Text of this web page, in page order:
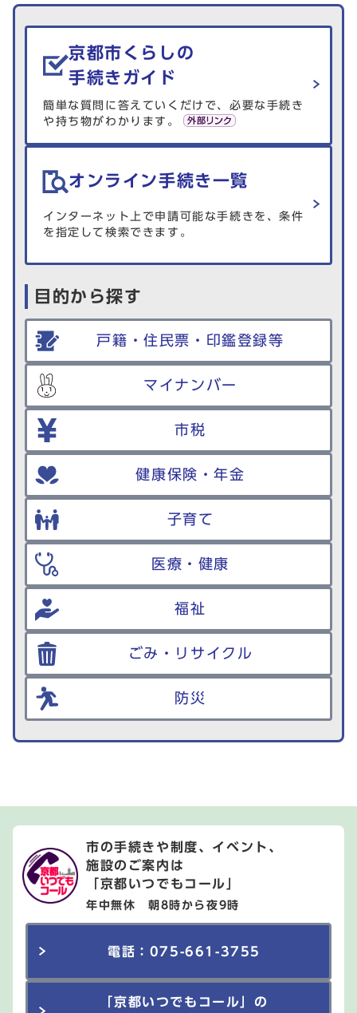
生活情報を探す
京都市くらしの
手続きガイド
簡単な質問に答えていくだけで、必要な手続き
や持ち物がわかります。
オンライン手続き一覧
インターネット上で申請可能な手続きを、条件
を指定して検索できます。
目的から探す
戸籍・住民票・印鑑登録等
マイナンバー
市税
健康保険・年金
子育て
医療・健康
福祉
ごみ・リサイクル
防災
市の手続きや制度、イベント、
施設のご案内は
「京都いつでもコール」
年中無休 朝8時から夜9時
電話：075-661-3755
「京都いつでもコール」の